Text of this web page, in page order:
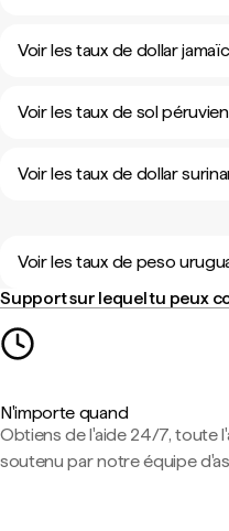
Voir les taux de dollar
Voir les taux de sol
Voir les taux de dollar
Voir les taux de peso
Support sur lequel tu peux
N'importe quand
Obtiens de l'aide 24/7, toute
soutenu par notre équipe